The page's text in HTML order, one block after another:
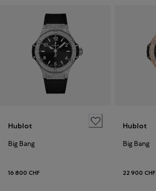
Hublot
Big Bang
16 800 CHF
Hublot
Big Bang
22 900 CHF